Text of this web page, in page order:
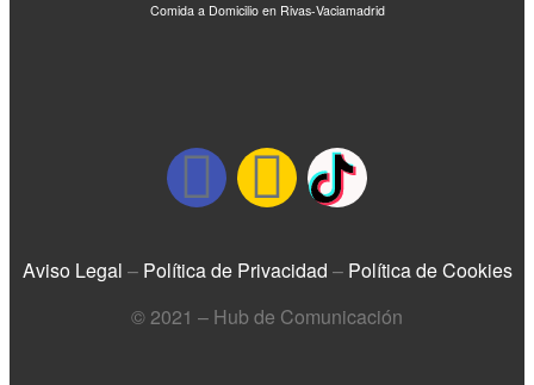
Comida a Domicilio en Rivas-Vaciamadrid
Aviso Legal – Política de Privacidad – Política de Cookies
© 2021 – Hub de Comunicación